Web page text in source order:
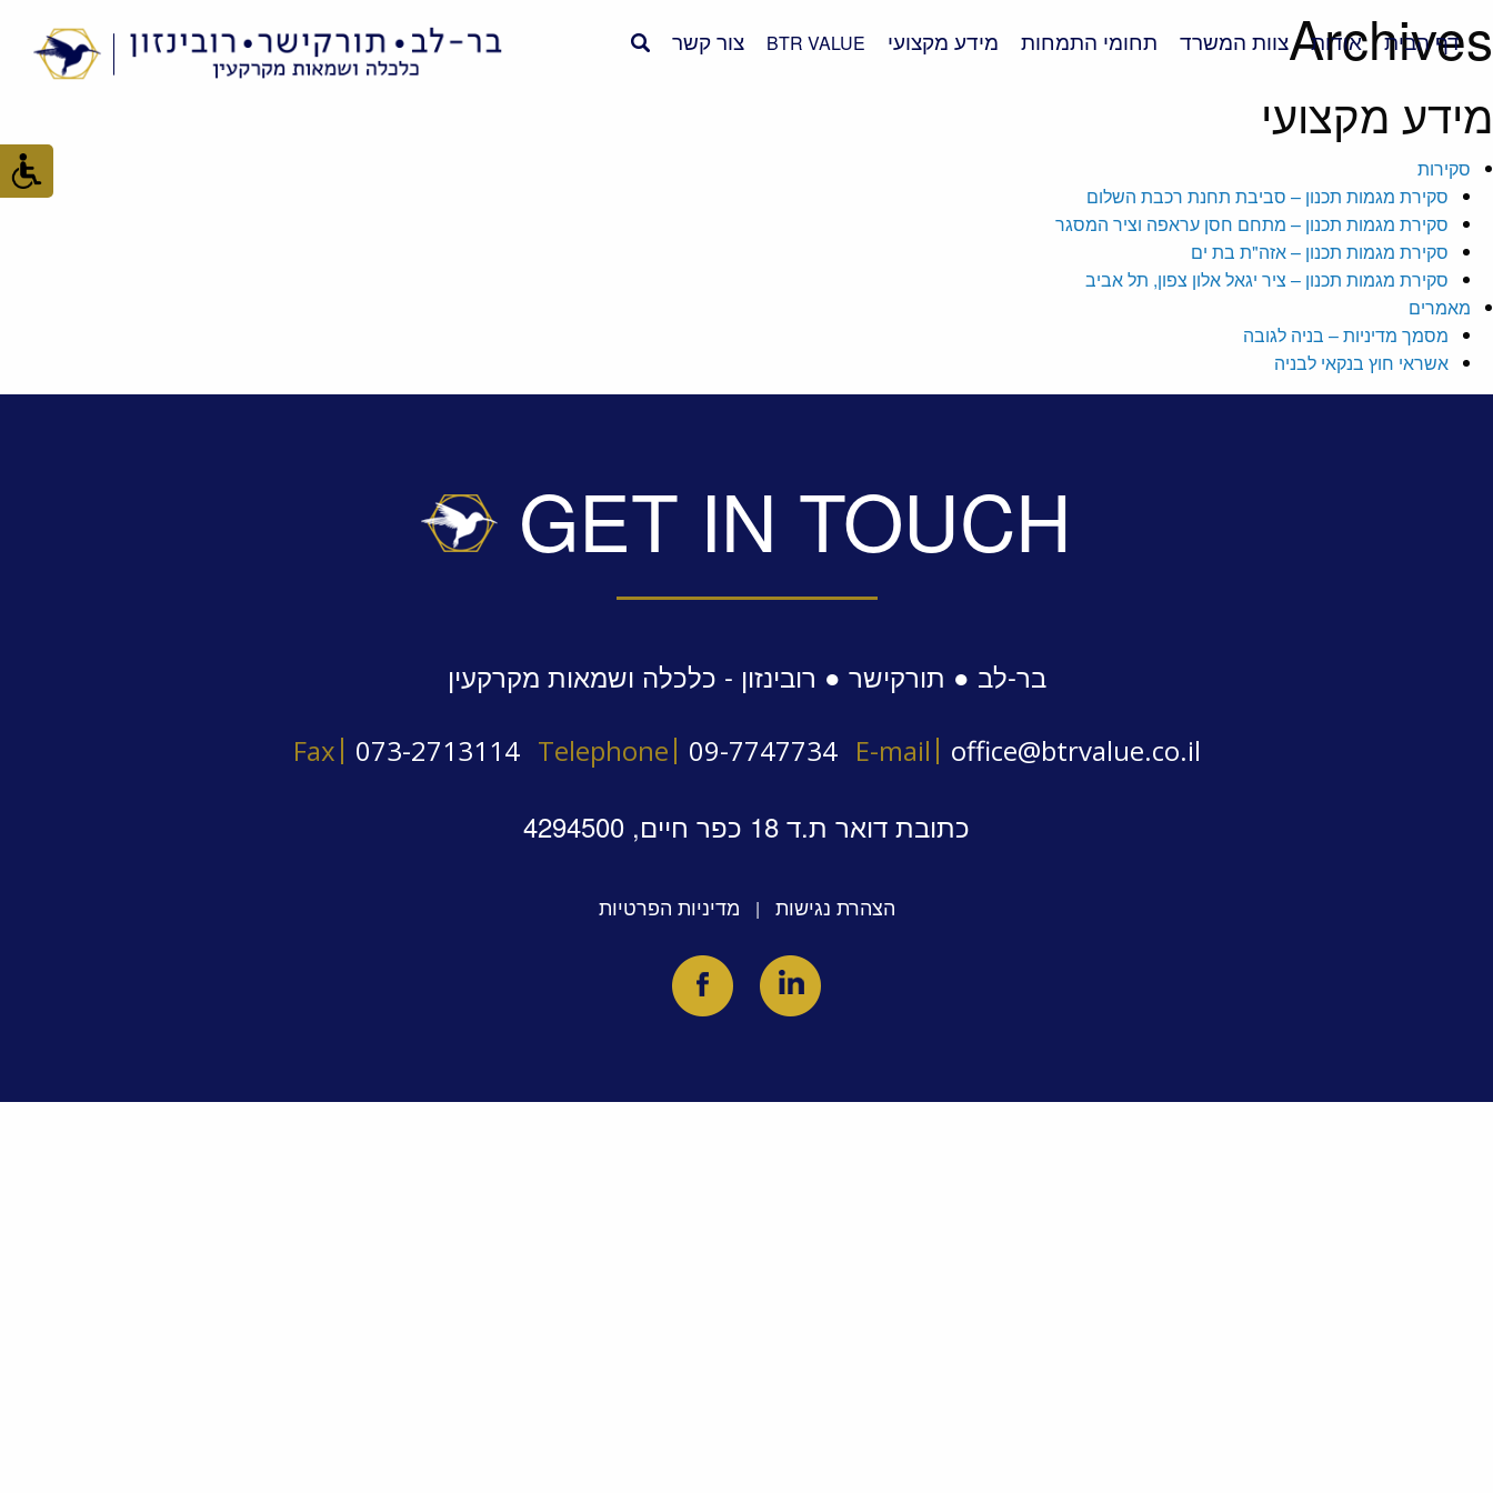
דף הבית אודות צוות המשרד תחומי התמחות מידע מקצועי BTR VALUE צור קשר Archives
מידע מקצועי
סקירות
סקירת מגמות תכנון – סביבת תחנת רכבת השלום
סקירת מגמות תכנון – מתחם חסן עראפה וציר המסגר
סקירת מגמות תכנון – אזה"ת בת ים
סקירת מגמות תכנון – ציר יגאל אלון צפון, תל אביב
מאמרים
מסמך מדיניות – בניה לגובה
אשראי חוץ בנקאי לבניה
GET IN TOUCH
בר-לב ● תורקישר ● רובינזון - כלכלה ושמאות מקרקעין
Fax 073-2713114 Telephone 09-7747734 E-mail office@btrvalue.co.il
כתובת דואר ת.ד 18 כפר חיים, 4294500
הצהרת נגישות | מדיניות הפרטיות